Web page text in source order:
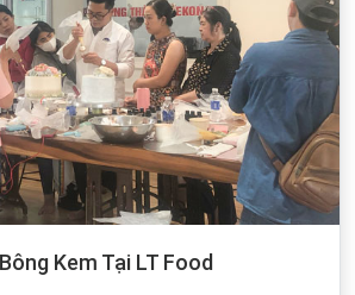
Kem Tại LT Food